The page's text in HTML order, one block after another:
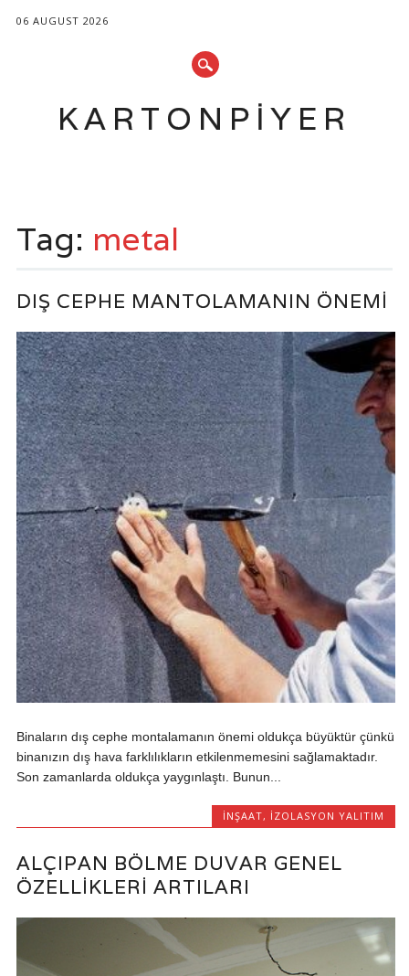
06 AUGUST 2026
KARTONPIYER
content
Tag: metal
DIŞ CEPHE MANTOLAMANIN ÖNEMI
Binaların dış cephe montalamanın önemi oldukça büyüktür çünkü
binanızın dış hava farklılıkların etkilenmemesini sağlamaktadır.
Son zamanlarda oldukça yaygınlaştı. Bunun...
İNŞAAT, İZOLASYON YALITIM
ALÇIPAN BÖLME DUVAR GENEL
ÖZELLIKLERI ARTILARI